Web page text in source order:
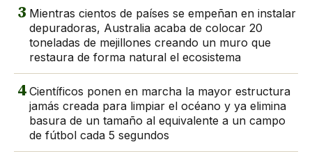
3 Mientras cientos de países se empeñan en instalar
depuradoras, Australia acaba de colocar 20
toneladas de mejillones creando un muro que
restaura de forma natural el ecosistema
4 Científicos ponen en marcha la mayor estructura
jamás creada para limpiar el océano y ya elimina
basura de un tamaño al equivalente a un campo
de fútbol cada 5 segundos